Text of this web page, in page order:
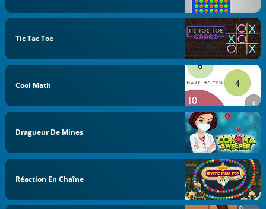
Tic Tac Toe
Cool Math
Dragueur De Mines
Réaction En Chaîne